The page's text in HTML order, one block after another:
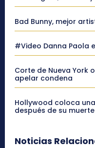
Bad Bunny, mejor
#Video Danna Paola
Corte de Nueva York
apelar condena
Hollywood coloca
después de su muerte
Noticias